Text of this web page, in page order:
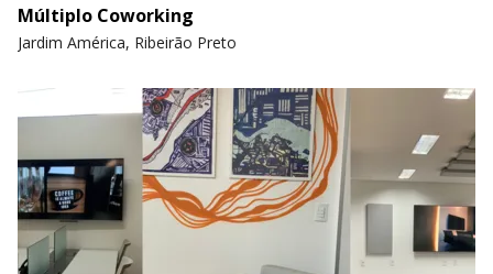
Múltiplo Coworking
Jardim América, Ribeirão Preto